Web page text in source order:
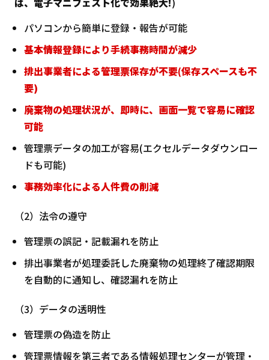
パソコンから簡単に登録・報告が可能
基本情報登録により手続事務時間が減少
排出事業者による管理票保存が不要(保存スペースも不
要)
廃棄物の処理状況が、即時に、画面一覧で容易に確認
可能
管理票データの加工が容易(エクセルデータダウンロー
ドも可能)
事務効率化による人件費の削減
（2）法令の遵守
管理票の誤記・記載漏れを防止
排出事業者が処理委託した廃棄物の処理終了確認期限
を自動的に通知し、確認漏れを防止
（3）データの透明性
管理票の偽造を防止
管理票情報を第三者である情報処理センターが管理・